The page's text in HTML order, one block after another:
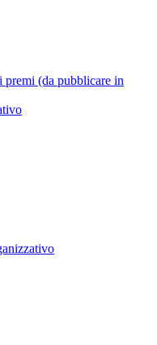
premi (da pubblicare in